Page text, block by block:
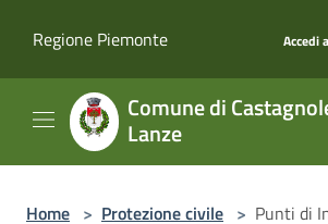
Regione Piemonte
Accedi
Comune di
Lanze
Home > Protezione civile > Punti di